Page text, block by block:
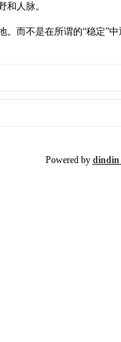
人脉。
而不是在所谓的“稳定
Powered by dindin